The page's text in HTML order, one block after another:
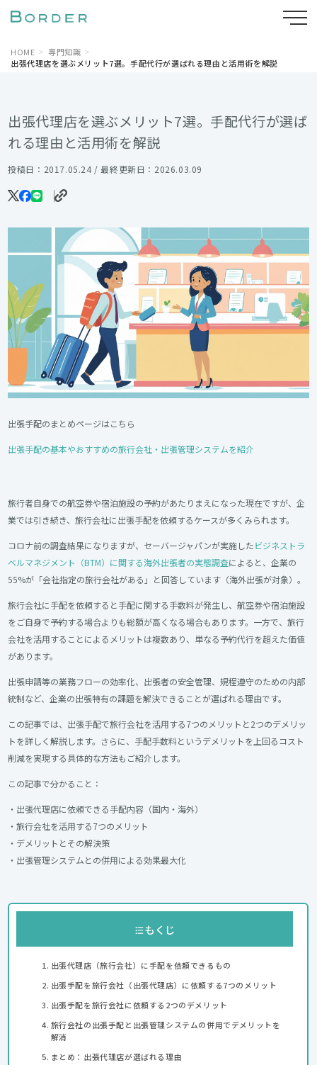
HOME
専門知識
出張代理店を選ぶメリット7選。手配代行が選ばれる理由と活用術を解説
出張代理店を選ぶメリット7選。手配代行が選ば
れる理由と活用術を解説
投稿日：2017.05.24 / 最終更新日：2026.03.09
出張手配のまとめページはこちら
出張手配の基本やおすすめの旅行会社・出張管理システムを紹介
旅行者自身での航空券や宿泊施設の予約があたりまえになった現在ですが、企
業では引き続き、旅行会社に出張手配を依頼するケースが多くみられます。
コロナ前の調査結果になりますが、セーバージャパンが実施したビジネストラ
ベルマネジメント（BTM）に関する海外出張者の実態調査によると、企業の
55%が「会社指定の旅行会社がある」と回答しています（海外出張が対象）。
旅行会社に手配を依頼すると手配に関する手数料が発生し、航空券や宿泊施設
をご自身で予約する場合よりも総額が高くなる場合もあります。一方で、旅行
会社を活用することによるメリットは複数あり、単なる予約代行を超えた価値
があります。
出張申請等の業務フローの効率化、出張者の安全管理、規程遵守のための内部
統制など、企業の出張特有の課題を解決できることが選ばれる理由です。
この記事では、出張手配で旅行会社を活用する7つのメリットと2つのデメリッ
トを詳しく解説します。さらに、手配手数料というデメリットを上回るコスト
削減を実現する具体的な方法もご紹介します。
この記事で分かること：
・出張代理店に依頼できる手配内容（国内・海外）
・旅行会社を活用する7つのメリット
・デメリットとその解決策
・出張管理システムとの併用による効果最大化
もくじ
出張代理店（旅行会社）に手配を依頼できるもの
出張手配を旅行会社（出張代理店）に依頼する7つのメリット
出張手配を旅行会社に依頼する2つのデメリット
旅行会社の出張手配と出張管理システムの併用でデメリットを
解消
まとめ：出張代理店が選ばれる理由